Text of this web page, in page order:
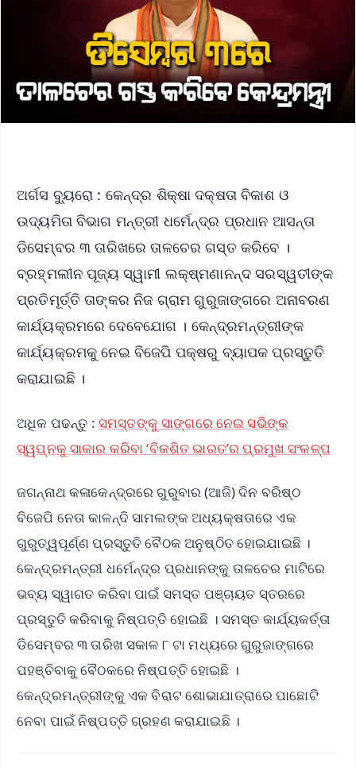
ଅର୍ଗସ ବ୍ୟୁରୋ : କେନ୍ଦ୍ର ଶିକ୍ଷା ଦକ୍ଷତା ବିକାଶ ଓ
ଉଦ୍ୟମିତା ବିଭାଗ ମନ୍ତ୍ରୀ ଧର୍ମେନ୍ଦ୍ର ପ୍ରଧାନ ଆସନ୍ତା
ଡିସେମ୍ବର ୩ ତାରିଖରେ ତାଳଚେର ଗସ୍ତ କରିବେ ।
ବ୍ରହ୍ମଲୀନ ପୂଜ୍ୟ ସ୍ୱାମୀ ଲକ୍ଷ୍ମଣାନନ୍ଦ ସରସ୍ୱତୀଙ୍କ
ପ୍ରତିମୂର୍ତ୍ତି ତାଙ୍କର ନିଜ ଗ୍ରାମ ଗୁରୁଜାଙ୍ଗରେ ଅନାବରଣ
କାର୍ଯ୍ୟକ୍ରମରେ ଦେବେଯୋଗ । କେନ୍ଦ୍ରମନ୍ତ୍ରୀଙ୍କ
କାର୍ଯ୍ୟକ୍ରମକୁ ନେଇ ବିଜେପି ପକ୍ଷରୁ ବ୍ୟାପକ ପ୍ରସ୍ତୁତି
କରାଯାଇଛି ।
ଅଧିକ ପଢନ୍ତୁ : ସମସ୍ତଙ୍କୁ ସାଙ୍ଗରେ ନେଇ ସଭିଙ୍କ
ସ୍ୱପ୍ନକୁ ସାକାର କରିବା ‘ବିକଶିତ ଭାରତ’ର ପ୍ରମୁଖ ସଂକଳ୍ପ
ଜଗନ୍ନାଥ କଳାକେନ୍ଦ୍ରରେ ଗୁରୁବାର (ଆଜି) ଦିନ ବରିଷ୍ଠ
ବିଜେପି ନେତା କାଳନ୍ଦି ସାମଲଙ୍କ ଅଧ୍ୟକ୍ଷତାରେ ଏକ
ଗୁରୁତ୍ୱପୂର୍ଣ୍ଣ ପ୍ରସ୍ତୁତି ବୈଠକ ଅନୁଷ୍ଠିତ ହୋଇଯାଇଛି ।
କେନ୍ଦ୍ରମନ୍ତ୍ରୀ ଧର୍ମେନ୍ଦ୍ର ପ୍ରଧାନଙ୍କୁ ତାଳଚେର ମାଟିରେ
ଭବ୍ୟ ସ୍ୱାଗତ କରିବା ପାଇଁ ସମସ୍ତ ପଞ୍ଚାୟତ ସ୍ତରରେ
ପ୍ରସ୍ତୁତି କରିବାକୁ ନିଷ୍ପତ୍ତି ହୋଇଛି । ସମସ୍ତ କାର୍ଯ୍ୟକର୍ତ୍ତା
ଡିସେମ୍ବର ୩ ତାରିଖ ସକାଳ ୮ ଟା ମଧ୍ୟରେ ଗୁରୁଜାଙ୍ଗରେ
ପହଞ୍ଚିବାକୁ ବୈଠକରେ ନିଷ୍ପତ୍ତି ହୋଇଛି ।
କେନ୍ଦ୍ରମନ୍ତ୍ରୀଙ୍କୁ ଏକ ବିରାଟ ଶୋଭାଯାତ୍ରାରେ ପାଛୋଟି
ନେବା ପାଇଁ ନିଷ୍ପତ୍ତି ଗ୍ରହଣ କରାଯାଇଛି ।